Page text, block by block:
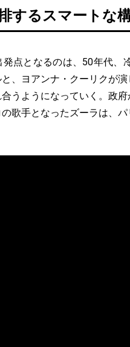
するスマートな
点となるのは、50年代、
、ヨアンナ・クーリクが
うようになっていく。政
歌手となったズーラは、